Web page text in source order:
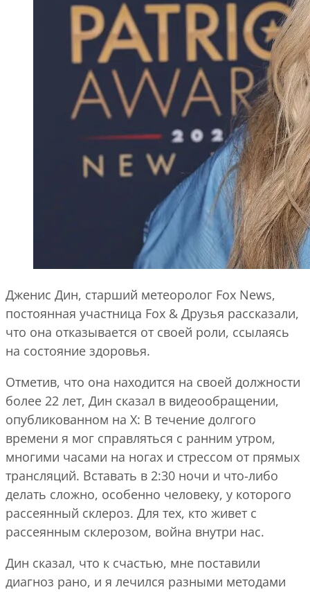
Дженис Дин, старший метеоролог Fox News,
постоянная участница Fox & Друзья рассказали,
что она отказывается от своей роли, ссылаясь
на состояние здоровья.
Отметив, что она находится на своей должности
более 22 лет, Дин сказал в видеообращении,
опубликованном на X: В течение долгого
времени я мог справляться с ранним утром,
многими часами на ногах и стрессом от прямых
трансляций. Вставать в 2:30 ночи и что-либо
делать сложно, особенно человеку, у которого
рассеянный склероз. Для тех, кто живет с
рассеянным склерозом, война внутри нас.
Дин сказал, что к счастью, мне поставили
диагноз рано, и я лечился разными методами